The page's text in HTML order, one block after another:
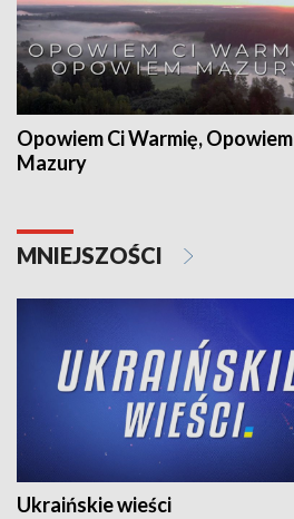
Opowiem Ci Warmię, Opowiem
Mazury
MNIEJSZOŚCI
Ukraińskie wieści